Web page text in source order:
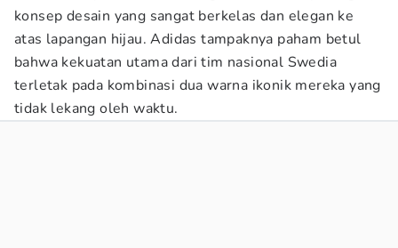
konsep desain yang sangat berkelas dan elegan ke
atas lapangan hijau. Adidas tampaknya paham betul
bahwa kekuatan utama dari tim nasional Swedia
terletak pada kombinasi dua warna ikonik mereka yang
tidak lekang oleh waktu.